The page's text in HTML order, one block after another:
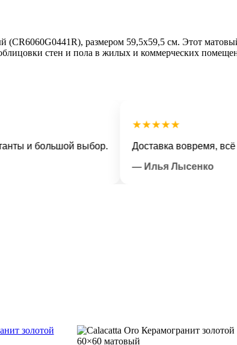
размером 59,5х59,5 см. Этот
стен и пола в жилых и коммерческих
и большой выбор.
★★★★★
Доставка вовремя, всё
— Илья Лысенко